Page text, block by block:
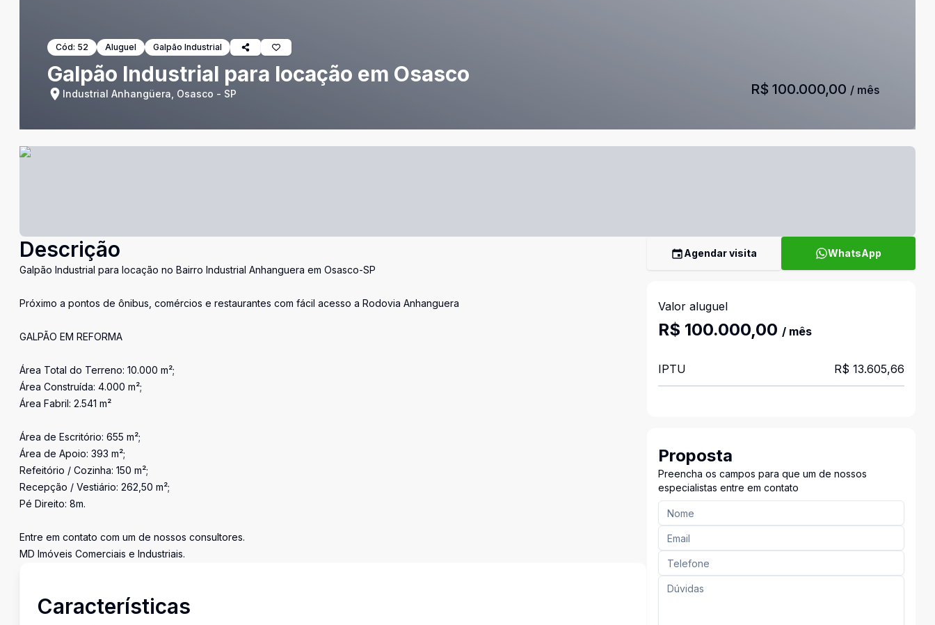
Cód: 52 Aluguel Galpão Industrial
Galpão Industrial para locação em Osasco
Industrial Anhangüera, Osasco - SP R$ 100.000,00 / mês
Descrição
Galpão Industrial para locação no Bairro Industrial Anhanguera em Osasco-SP
Próximo a pontos de ônibus, comércios e restaurantes com fácil acesso a Rodovia Anhanguera
GALPÃO EM REFORMA
Área Total do Terreno: 10.000 m²;
Área Construída: 4.000 m²;
Área Fabril: 2.541 m²
Área de Escritório: 655 m²;
Área de Apoio: 393 m²;
Refeitório / Cozinha: 150 m²;
Recepção / Vestiário: 262,50 m²;
Pé Direito: 8m.
Entre em contato com um de nossos consultores.
MD Imóveis Comerciais e Industriais.
Características
Agendar visita WhatsApp
Valor aluguel
R$ 100.000,00 / mês
IPTU R$ 13.605,66
Proposta
Preencha os campos para que um de nossos
especialistas entre em contato